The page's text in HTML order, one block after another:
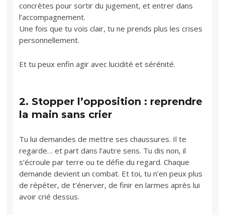
concrètes pour sortir du jugement, et entrer dans
l’accompagnement.
Une fois que tu vois clair, tu ne prends plus les crises
personnellement.
Et tu peux enfin agir avec lucidité et sérénité.
2. Stopper l’opposition : reprendre
la main sans crier
Tu lui demandes de mettre ses chaussures. Il te
regarde… et part dans l’autre sens. Tu dis non, il
s’écroule par terre ou te défie du regard. Chaque
demande devient un combat. Et toi, tu n’en peux plus
de répéter, de t’énerver, de finir en larmes après lui
avoir crié dessus.